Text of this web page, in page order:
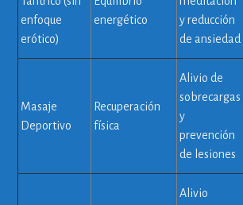
enfoque
erótico)
energético
y reducción
de ansiedad
Masaje
Deportivo
Recuperación
física
Alivio de
sobrecargas
y
prevención
de lesiones
Alivio